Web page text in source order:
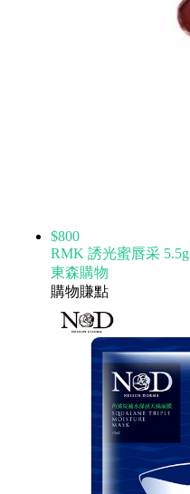
$800
RMK 誘光蜜唇采 5.5g
東森購物
購物賺點